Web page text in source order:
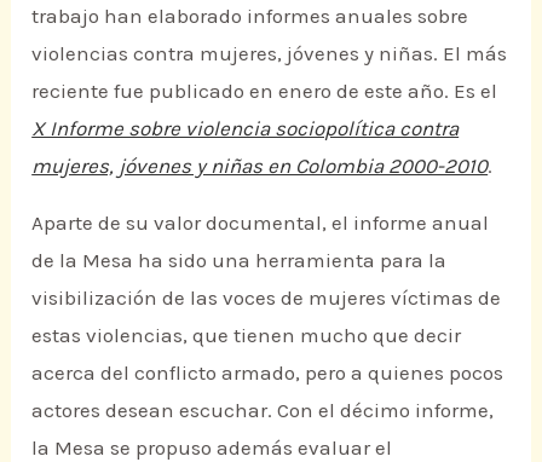
trabajo han elaborado informes anuales sobre
violencias contra mujeres, jóvenes y niñas. El más
reciente fue publicado en enero de este año. Es el
X Informe sobre violencia sociopolítica contra
mujeres, jóvenes y niñas en Colombia 2000-2010.
Aparte de su valor documental, el informe anual
de la Mesa ha sido una herramienta para la
visibilización de las voces de mujeres víctimas de
estas violencias, que tienen mucho que decir
acerca del conflicto armado, pero a quienes pocos
actores desean escuchar. Con el décimo informe,
la Mesa se propuso además evaluar el